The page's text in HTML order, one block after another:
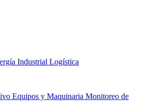
Industrial Logística
Equipos y Maquinaria Monitoreo de